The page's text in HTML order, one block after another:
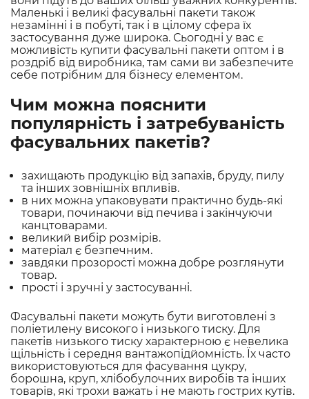
Маленькі і великі фасувальні пакети також
незамінні і в побуті, так і в цілому сфера їх
застосування дуже широка. Сьогодні у вас є
можливість купити фасувальні пакети оптом і в
роздріб від виробника, там сами ви забезпечите
себе потрібним для бізнесу елементом.
Чим можна пояснити
популярність і затребуваність
фасувальних пакетів?
захищають продукцію від запахів, бруду, пилу
та інших зовнішніх впливів.
в них можна упаковувати практично будь-які
товари, починаючи від печива і закінчуючи
канцтоварами.
великий вибір розмірів.
матеріал є безпечним.
завдяки прозорості можна добре розглянути
товар.
прості і зручні у застосуванні.
Фасувальні пакети можуть бути виготовлені з
поліетилену високого і низького тиску. Для
пакетів низького тиску характерною є невелика
щільність і середня вантажопідйомність. Їх часто
використовуються для фасування цукру,
борошна, круп, хлібобулочних виробів та інших
товарів, які трохи важать і не мають гострих кутів.